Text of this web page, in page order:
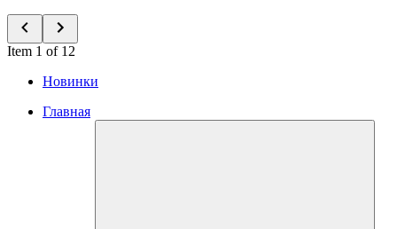
Item 1 of 12
Новинки
Главная